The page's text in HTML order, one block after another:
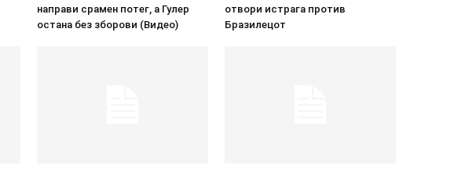
направи срамен потег, а Гулер
остана без зборови (Видео)
отвори истрага против
Бразилецот